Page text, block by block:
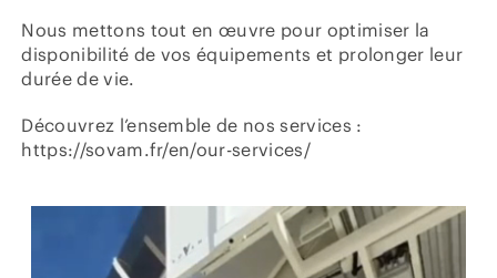
Nous mettons tout en œuvre pour optimiser la
disponibilité de vos équipements et prolonger leur
durée de vie.
Découvrez l’ensemble de nos services :
https://sovam.fr/en/our-services/